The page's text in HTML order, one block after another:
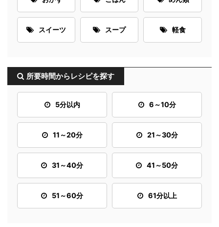
スイーツ スープ 軽食
所要時間からレシピを探す
5分以内 6～10分
11～20分 21～30分
31～40分 41～50分
51～60分 61分以上